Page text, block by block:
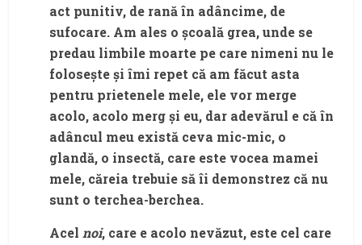
act punitiv, de rană în adâncime, de
sufocare. Am ales o școală grea, unde se
predau limbile moarte pe care nimeni nu le
folosește și îmi repet că am făcut asta
pentru prietenele mele, ele vor merge
acolo, acolo merg și eu, dar adevărul e că în
adâncul meu există ceva mic-mic, o
glandă, o insectă, care este vocea mamei
mele, căreia trebuie să îi demonstrez că nu
sunt o terchea-berchea.
Acelnoi, care e acolo nevăzut, este cel care